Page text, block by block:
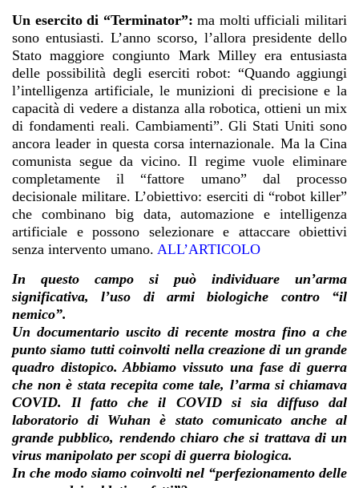
Un esercito di “Terminator”: ma molti ufficiali militari
sono entusiasti. L’anno scorso, l’allora presidente dello
Stato maggiore congiunto Mark Milley era entusiasta
delle possibilità degli eserciti robot: “Quando aggiungi
l’intelligenza artificiale, le munizioni di precisione e la
capacità di vedere a distanza alla robotica, ottieni un mix
di fondamenti reali. Cambiamenti”. Gli Stati Uniti sono
ancora leader in questa corsa internazionale. Ma la Cina
comunista segue da vicino. Il regime vuole eliminare
completamente il “fattore umano” dal processo
decisionale militare. L’obiettivo: eserciti di “robot killer”
che combinano big data, automazione e intelligenza
artificiale e possono selezionare e attaccare obiettivi
senza intervento umano. ALL’ARTICOLO
In questo campo si può individuare un’arma
significativa, l’uso di armi biologiche contro “il
nemico”.
Un documentario uscito di recente mostra fino a che
punto siamo tutti coinvolti nella creazione di un grande
quadro distopico. Abbiamo vissuto una fase di guerra
che non è stata recepita come tale, l’arma si chiamava
COVID. Il fatto che il COVID si sia diffuso dal
laboratorio di Wuhan è stato comunicato anche al
grande pubblico, rendendo chiaro che si trattava di un
virus manipolato per scopi di guerra biologica.
In che modo siamo coinvolti nel “perfezionamento delle